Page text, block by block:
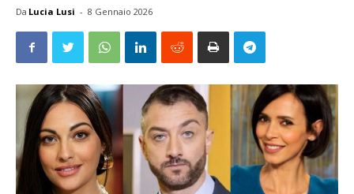
Da Lucia Lusi - 8 Gennaio 2026